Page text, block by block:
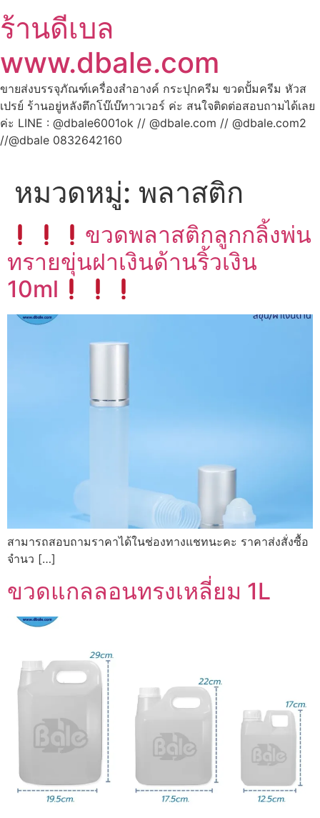
ร้านดีเบล
www.dbale.com
ขายส่งบรรจุภัณฑ์เครื่องสำอางค์ กระปุกครีม ขวดปั้มครีม หัวส
เปรย์ ร้านอยู่หลังตึกโบ๊เบ๊ทาวเวอร์ ค่ะ สนใจติดต่อสอบถามได้เลย
ค่ะ LINE : @dbale6001ok // @dbale.com // @dbale.com2
//@dbale 0832642160
หมวดหมู่: พลาสติก
ขวดพลาสติกลูกกลิ้งพ่น
ทรายขุ่นฝาเงินด้านริ้วเงิน
10ml
สามารถสอบถามราคาได้ในช่องทางแชทนะคะ ราคาส่งสั่งซื้อ
จำนว […]
ขวดแกลลอนทรงเหลี่ยม 1L